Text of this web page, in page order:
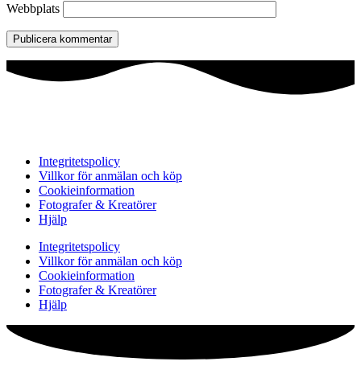
Webbplats
Integritetspolicy
Villkor för anmälan och köp
Cookieinformation
Fotografer & Kreatörer
Hjälp
Integritetspolicy
Villkor för anmälan och köp
Cookieinformation
Fotografer & Kreatörer
Hjälp